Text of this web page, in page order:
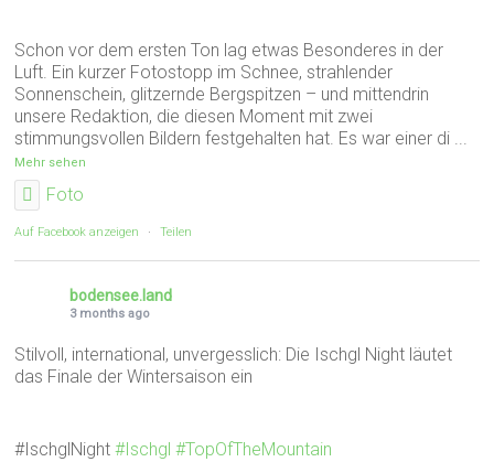
Schon vor dem ersten Ton lag etwas Besonderes in der
Luft. Ein kurzer Fotostopp im Schnee, strahlender
Sonnenschein, glitzernde Bergspitzen – und mittendrin
unsere Redaktion, die diesen Moment mit zwei
stimmungsvollen Bildern festgehalten hat. Es war einer di ...
Mehr sehen
Foto
Auf Facebook anzeigen · Teilen
bodensee.land
3 months ago
Stilvoll, international, unvergesslich: Die Ischgl Night läutet
das Finale der Wintersaison ein
#IschglNight#Ischgl #TopOfTheMountain